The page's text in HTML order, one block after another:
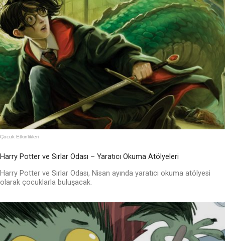
Çocuk Etkinlikleri
Harry Potter ve Sırlar Odası – Yaratıcı Okuma Atölyeleri
Harry Potter ve Sırlar Odası, Nisan ayında yaratıcı okuma atölyesi
olarak çocuklarla buluşacak.